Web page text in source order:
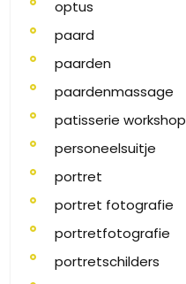
optus
paard
paarden
paardenmassage
patisserie workshop
personeelsuitje
portret
portret fotografie
portretfotografie
portretschilders